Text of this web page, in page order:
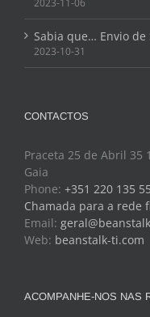
2023-11-06
Sabia que… Envio de
2023-10-31
CONTACTOS
Praceta 25 de Abril 35
Gaia
Phone: +351 220 135
Chamada para a rede
Email:
Web: beanstalk-ti.com
ACOMPANHE-NOS NAS